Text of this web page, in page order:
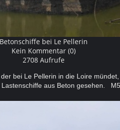
Betonschiffe bei Le Pellerin
Kein Kommentar (0)
2708 Aufrufe
bei Le Pellerin in die Loire
Lastenschiffe aus Beton gesehen.